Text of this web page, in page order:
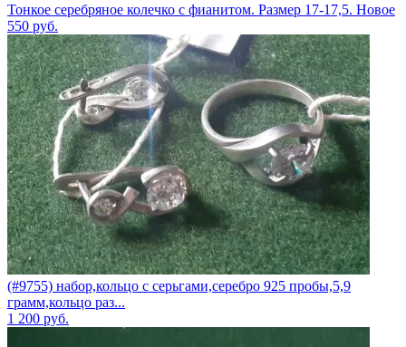
Тонкое серебряное колечко с фианитом. Размер 17-17,5. Новое
550 руб.
(#9755) набор,кольцо с серьгами,серебро 925 пробы,5,9
грамм,кольцо раз...
1 200 руб.